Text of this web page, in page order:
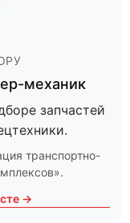
механик
запчастей
транспортно-
→